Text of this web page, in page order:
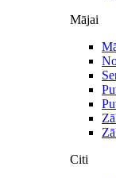
Mājai
Citi